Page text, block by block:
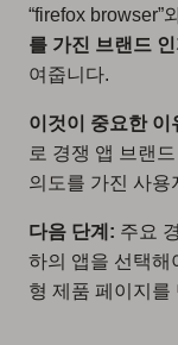
“firefox browser”
를 가진 브랜드
여줍니다.
이것이 중요한 이
로 경쟁 앱 브랜
의도를 가진 사용
다음 단계: 주요
하의 앱을 선택해
형 제품 페이지를